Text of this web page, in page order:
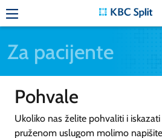
Za pacijente
Pohvale
Ukoliko nas želite pohvaliti i
pruženom uslugom molimo